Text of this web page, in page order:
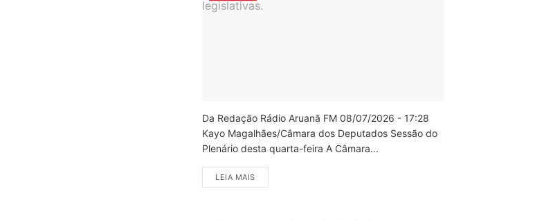
Da Redação Rádio Aruanã FM 08/07/2026 - 17:28
Kayo Magalhães/Câmara dos Deputados Sessão do
Plenário desta quarta-feira A Câmara...
LEIA MAIS